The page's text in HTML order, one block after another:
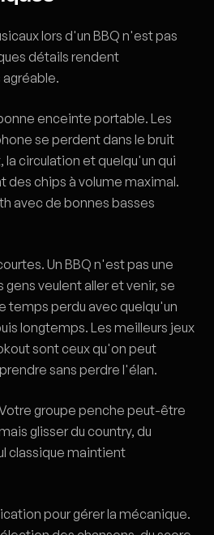
lors d'un BBQ n'est pas
détails rendent
enceinte portable. Les
se perdent dans le bruit
circulation et quelqu'un qui
chips à volume maximal.
avec de bonnes basses
Un BBQ n'est pas une
gens veulent aller et venir, se
temps perdu avec quelqu'un
longtemps. Les meilleurs jeux
sont ceux qu'on peut
sans perdre l'élan.
groupe penche peut-être
glisser du country, du
classique maintient
pour gérer la mécanique.